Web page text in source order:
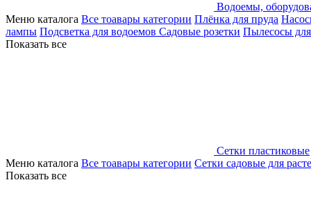
Водоемы,
Меню каталога Все тоавары категории Плёнка для пруда
лампы Подсветка для водоемов Садовые розетки Пылесосы
Показать все
Сетки пластиковые
Меню каталога Все тоавары категории Сетки садовые для
Показать все